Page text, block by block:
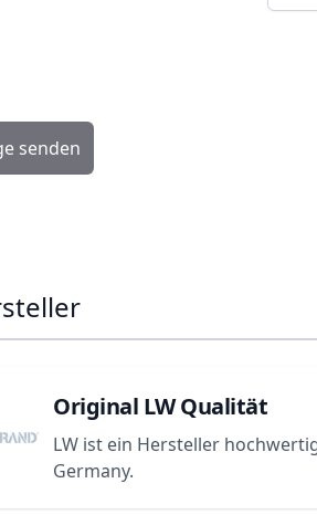
senden
Original LW Qualität
LW ist ein Hersteller
Germany.